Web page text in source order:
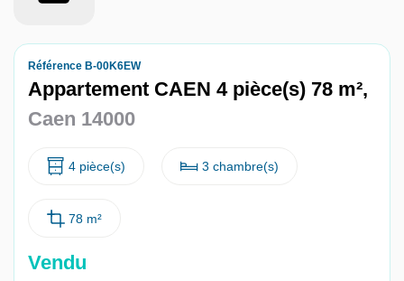
Référence B-00K6EW
Appartement CAEN 4 pièce(s) 78 m²,
Caen 14000
4 pièce(s) 3 chambre(s)
78 m²
Vendu